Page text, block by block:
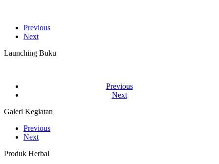
Previous
Next
Launching Buku
Previous
Next
Galeri Kegiatan
Previous
Next
Produk Herbal